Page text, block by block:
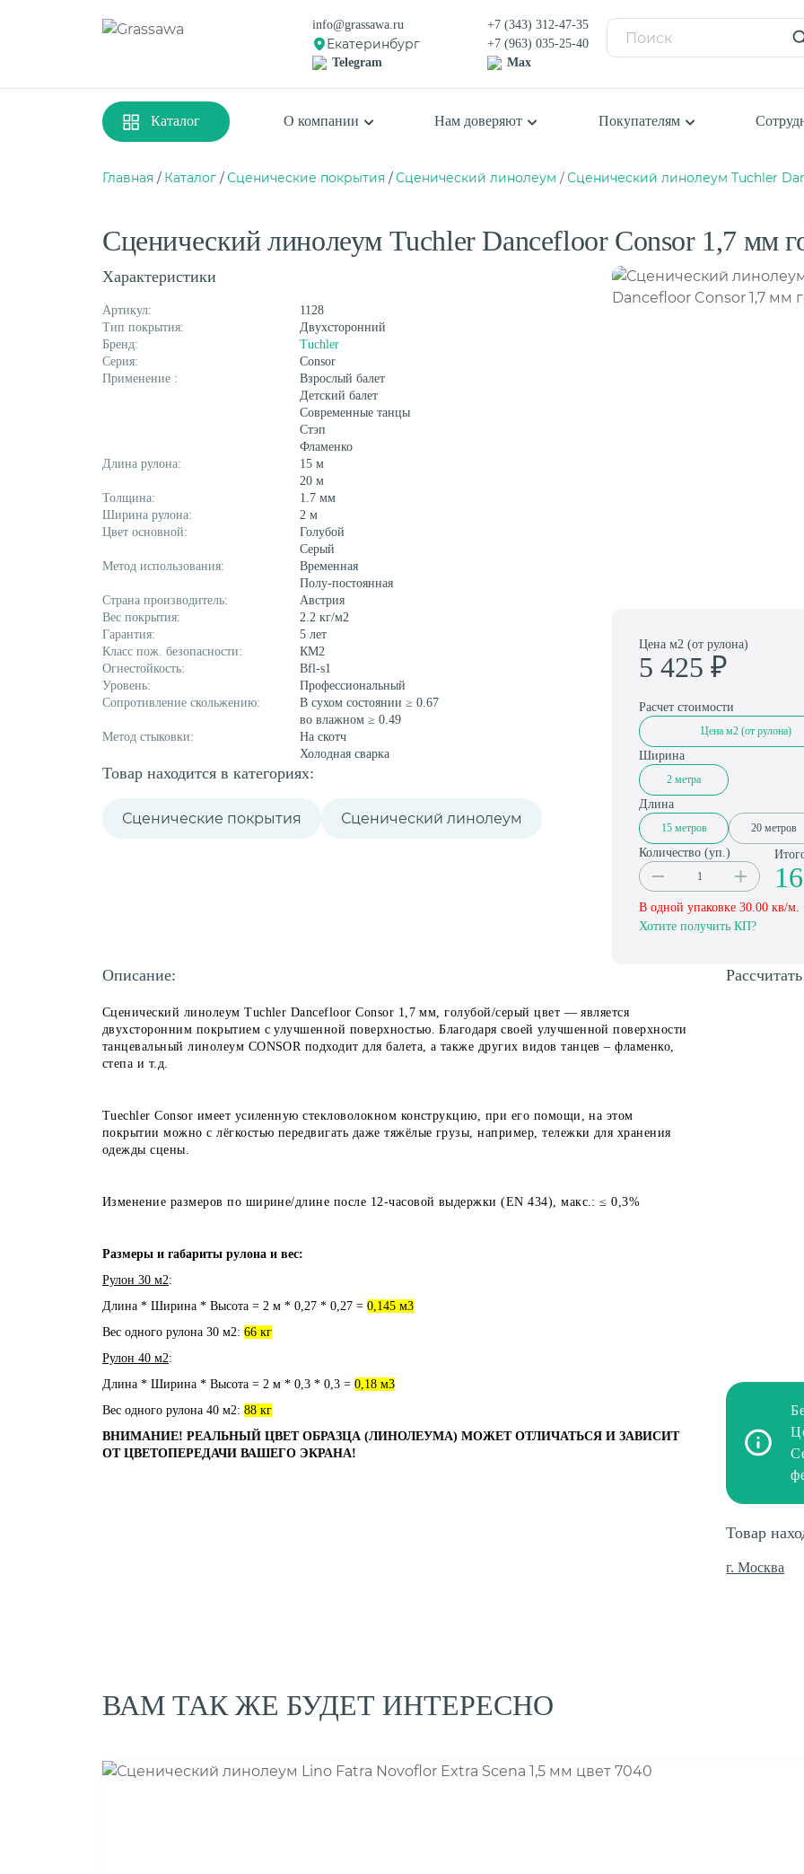
info@grassawa.ru +7 (343) 312-47-35
Telegram
Екатеринбург
+7 (963) 035-25-40
Max
Каталог О компании Нам доверяют Покупателям
Спортивная
Декоративная
Цветная
Высокая
Монофиламентная
Главная Каталог Сценические покрытия Сценический линолеум Сценический линолеум Tuchler
Сценический линолеум Tuchler Dancefloor Consor 1,7 мм
Характеристики
Артикул:
1128
Тип покрытия:
Двухсторонний
Бренд:
Tuchler
Серия:
Consor
Применение :
Взрослый балет
Детский балет
Современные танцы
Стэп
Фламенко
Длина рулона:
15 м
20 м
Толщина:
1.7 мм
Ширина рулона:
2 м
Цвет основной:
Голубой
Серый
Метод использования:
Временная
Полу-постоянная
Страна производитель:
Австрия
Вес покрытия:
2.2 кг/м2
Гарантия:
5 лет
Класс пож. безопасности:
КМ2
Огнестойкость:
Bfl-s1
Уровень:
Профессиональный
Сопротивление скольжению:
В сухом состоянии ≥ 0.67
во влажном ≥ 0.49
Метод стыковки:
На скотч
Холодная сварка
Товар находится в категориях:
Сценические покрытия Сценический линолеум
Цена м2 (от рулона)
5 425 ₽
Расчет стоимости
Цена м2 (от рулона)
Ширина
2 метра
Длина
15 метров 20 метров
Количество (уп. )
В одной упаковке 30.00 кв/м.
Хотите получить КП?
Описание:
Сценический линолеум Tuchler Dancefloor Consor 1,7 мм, голубой/серый цвет — является
двухсторонним покрытием с улучшенной поверхностью. Благодаря своей улучшенной поверхности
танцевальный линолеум CONSOR подходит для балета, а также других видов танцев – фламенко,
степа и т.д.
Tuechler Consor имеет усиленную стекловолокном конструкцию, при его помощи, на этом
покрытии можно с лёгкостью передвигать даже тяжёлые грузы, например, тележки для хранения
одежды сцены.
Изменение размеров по ширине/длине после 12-часовой выдержки (EN 434), макс.: ≤ 0,3%
Размеры и габариты рулона и вес:
Рулон 30 м2:
Длина * Ширина * Высота = 2 м * 0,27 * 0,27 = 0,145 м3
Вес одного рулона 30 м2: 66 кг
Рулон 40 м2:
Длина * Ширина * Высота = 2 м * 0,3 * 0,3 = 0,18 м3
Вес одного рулона 40 м2: 88 кг
ВНИМАНИЕ! РЕАЛЬНЫЙ ЦВЕТ ОБРАЗЦА (ЛИНОЛЕУМА) МОЖЕТ ОТЛИЧАТЬСЯ И ЗАВИСИТ
ОТ ЦВЕТОПЕРЕДАЧИ ВАШЕГО ЭКРАНА!
Товар
г. Москва
ВАМ ТАК ЖЕ БУДЕТ ИНТЕРЕСНО